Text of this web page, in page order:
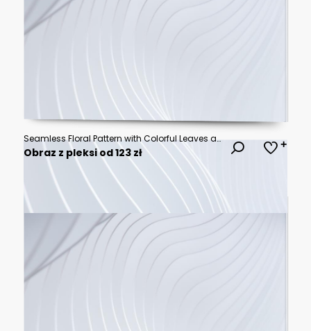
Seamless Floral Pattern with Colorful Leaves and Branches on Dark Teal Background
Obraz z pleksi od 123 zł